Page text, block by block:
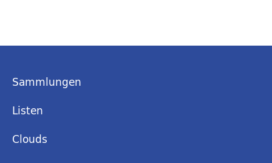
Sammlungen
Listen
Clouds